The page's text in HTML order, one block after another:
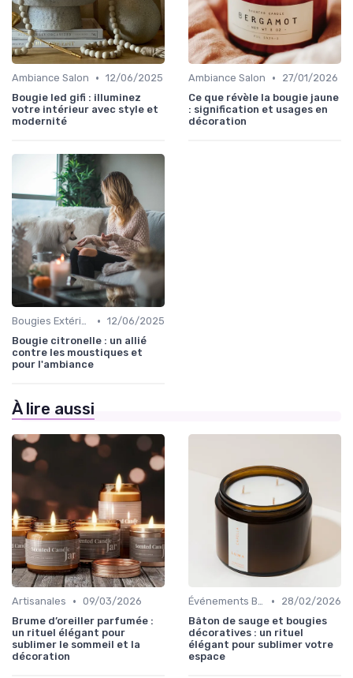
Ambiance Salon • 12/06/2025
Bougie led gifi : illuminez
votre intérieur avec style et
modernité
Ambiance Salon •
27/01/2026
Ce que révèle la bougie jaune
: signification et usages en
décoration
Bougies Extérieures • 12/06/2025
Bougie citronelle : un allié
contre les moustiques et
pour l'ambiance
À lire aussi
Artisanales • 09/03/2026
Brume d’oreiller parfumée :
un rituel élégant pour
sublimer le sommeil et la
décoration
Événements Bougies •
28/02/2026
Bâton de sauge et bougies
décoratives : un rituel
élégant pour sublimer votre
espace